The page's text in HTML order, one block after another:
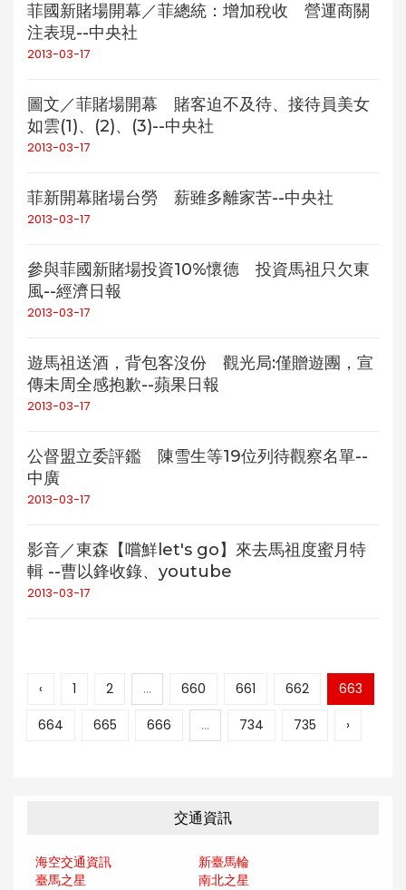
菲國新賭場開幕／菲總統：增加稅收 營運商關
注表現--中央社
2013-03-17
圖文／菲賭場開幕 賭客迫不及待、接待員美女
如雲(1)、(2)、(3)--中央社
2013-03-17
菲新開幕賭場台勞 薪雖多離家苦--中央社
2013-03-17
參與菲國新賭場投資10%懷德 投資馬祖只欠東
風--經濟日報
2013-03-17
遊馬祖送酒，背包客沒份 觀光局:僅贈遊團，宣
傳未周全感抱歉--蘋果日報
2013-03-17
公督盟立委評鑑 陳雪生等19位列待觀察名單--
中廣
2013-03-17
影音／東森【嚐鮮let's go】來去馬祖度蜜月特
輯 --曹以鋒收錄、youtube
2013-03-17
‹ 1 2 ... 660 661 662
663
664
665 666 ... 734 735 ›
交通資訊
海空交通資訊
新臺馬輪
臺馬之星
南北之星